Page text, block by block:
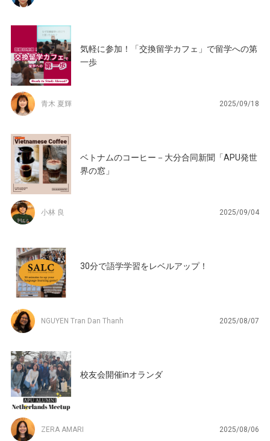
気軽に参加！「交換留学カフェ」で留学への第
一歩
青木 夏輝 2025/09/18
ベトナムのコーヒー－大分合同新聞「APU発世
界の窓」
小林 良 2025/09/04
30分で語学学習をレベルアップ！
NGUYEN Tran Dan Thanh 2025/08/07
校友会開催inオランダ
ZERA AMARI 2025/08/06